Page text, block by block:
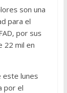
son una
para el
por sus
22 mil en
este lunes
por el